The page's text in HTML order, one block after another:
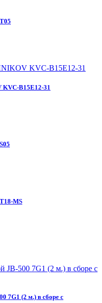
KVС-B15E12-31
MS
7G1 (2 м.) в сборе с